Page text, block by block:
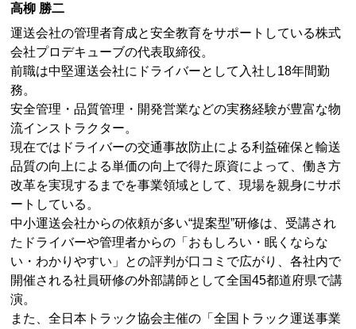
高柳 勝二
運送会社の管理者育成と安全教育をサポートしている株式
会社プロデキューブの代表取締役。
前職は中堅運送会社にドライバーとして入社し18年間勤
務。
安全管理・品質管理・開発営業などの実務経験が豊富な物
流インストラクター。
現在ではドライバーの交通事故防止による利益確保と輸送
品質の向上による単価の向上で得た原資によって、働き方
改革を実現するまでを事業領域として、現場を親身にサポ
ートしている。
中小運送会社からの依頼が多い“提案型”研修は、受講され
たドライバーや管理者からの「おもしろい・眠くならな
い・わかりやすい」との評判が口コミで広がり、各社内で
開催される社員研修の外部講師として全国45都道府県で講
演。
また、全日本トラック協会主催の「全国トラック運送事業